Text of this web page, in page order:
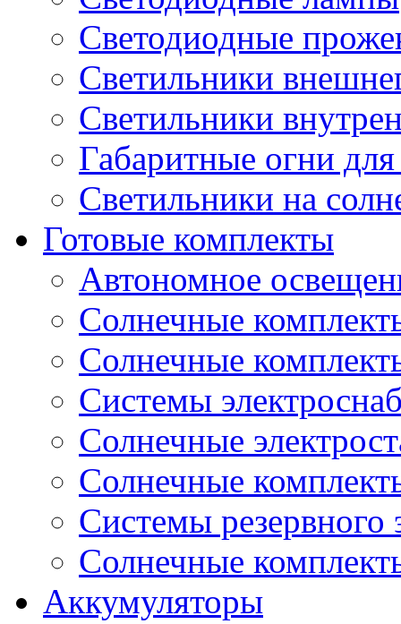
Светодиодные
Светильники
Светильники
Габаритные огни
Светильники на
Готовые комплекты
Автономное
Солнечные
Солнечные
Системы
Cолнечные
Солнечные
Системы резервного
Солнечные
Аккумуляторы